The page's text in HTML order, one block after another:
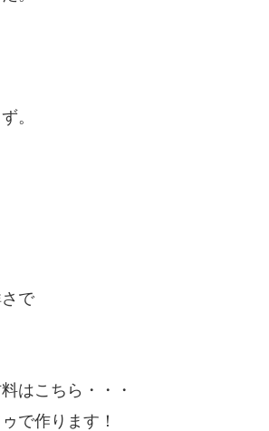
。
で
はこちら・・・
で作ります！